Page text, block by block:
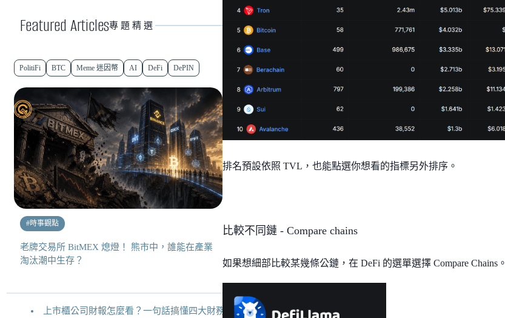
Featured Articles專題精選
PolitiFi BTC Meme 迷因幣 AI DeFi DePIN
#時事觀點
老牌交易所 BitMEX 熄燈！ 熊市中，誰能在產業
淘汰潮中生存？
上市櫃公司財報怎麼看？一句話搞懂四大財務報表
排名預設依照 TVL，也能點選你想看的指標另外排序。
比較不同鏈 - Compare chains
如果想細部比較某幾條公鏈，在 DeFi 的選單選擇 Compare Chains。